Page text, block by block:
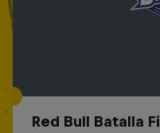
Red Bull Batalla